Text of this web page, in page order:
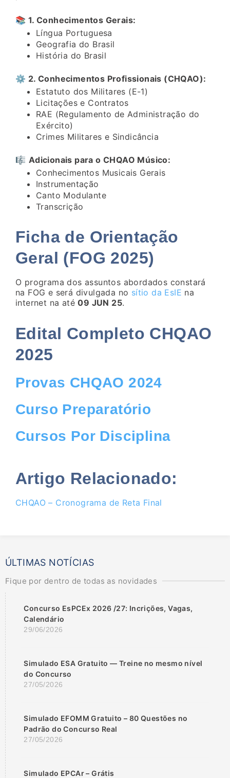
📚 1. Conhecimentos Gerais:
Língua Portuguesa
Geografia do Brasil
História do Brasil
⚙️ 2. Conhecimentos Profissionais (CHQAO):
Estatuto dos Militares (E-1)
Licitações e Contratos
RAE (Regulamento de Administração do
Exército)
Crimes Militares e Sindicância
🎼 Adicionais para o CHQAO Músico:
Conhecimentos Musicais Gerais
Instrumentação
Canto Modulante
Transcrição
Ficha de Orientação
Geral (FOG 2025)
O programa dos assuntos abordados constará
na FOG e será divulgada no sítio da EsIE na
internet na até09 JUN 25.
Edital Completo CHQAO
2025
Provas CHQAO 2024
Curso Preparatório
Cursos Por Disciplina
Artigo Relacionado:
CHQAO – Cronograma de Reta Final
ÚLTIMAS NOTÍCIAS
Fique por dentro de todas as novidades
Concurso EsPCEx 2026 /27: Incrições, Vagas,
Calendário
29/06/2026
Simulado ESA Gratuito — Treine no mesmo nível
do Concurso
27/05/2026
Simulado EFOMM Gratuito – 80 Questões no
Padrão do Concurso Real
27/05/2026
Simulado EPCAr – Grátis